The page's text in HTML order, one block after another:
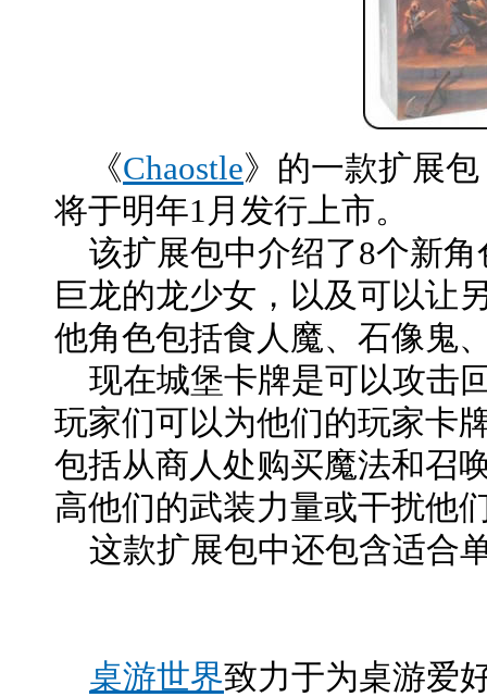
《Chaostle》的一款扩展包
将于明年1月发行上市。
该扩展包中介绍了8个新角
巨龙的龙少女，以及可以让
他角色包括食人魔、石像鬼
现在城堡卡牌是可以攻击
玩家们可以为他们的玩家卡
包括从商人处购买魔法和召
高他们的武装力量或干扰他
这款扩展包中还包含适合
桌游世界致力于为桌游爱